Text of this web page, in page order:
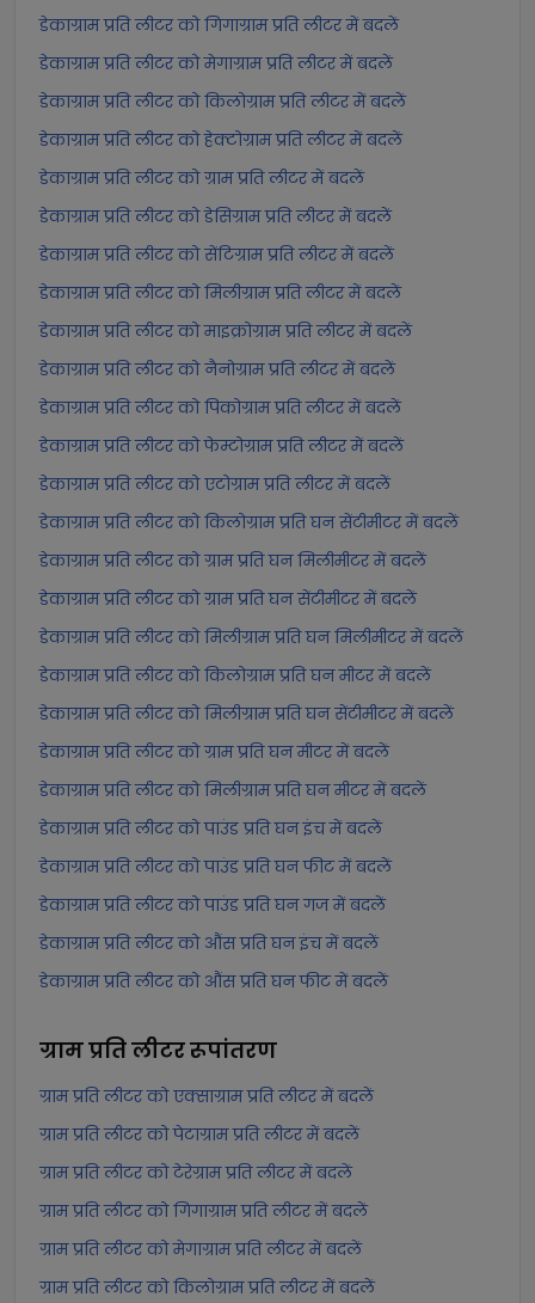
डेकाग्राम प्रति लीटर को गिगाग्राम प्रति लीटर में बदलें
डेकाग्राम प्रति लीटर को मेगाग्राम प्रति लीटर में बदलें
डेकाग्राम प्रति लीटर को किलोग्राम प्रति लीटर में बदलें
डेकाग्राम प्रति लीटर को हेक्टोग्राम प्रति लीटर में बदलें
डेकाग्राम प्रति लीटर को ग्राम प्रति लीटर में बदलें
डेकाग्राम प्रति लीटर को डेसिग्राम प्रति लीटर में बदलें
डेकाग्राम प्रति लीटर को सेंटिग्राम प्रति लीटर में बदलें
डेकाग्राम प्रति लीटर को मिलीग्राम प्रति लीटर में बदलें
डेकाग्राम प्रति लीटर को माइक्रोग्राम प्रति लीटर में बदलें
डेकाग्राम प्रति लीटर को नैनोग्राम प्रति लीटर में बदलें
डेकाग्राम प्रति लीटर को पिकोग्राम प्रति लीटर में बदलें
डेकाग्राम प्रति लीटर को फेम्टोग्राम प्रति लीटर में बदलें
डेकाग्राम प्रति लीटर को एटोग्राम प्रति लीटर में बदलें
डेकाग्राम प्रति लीटर को किलोग्राम प्रति घन सेंटीमीटर में बदलें
डेकाग्राम प्रति लीटर को ग्राम प्रति घन मिलीमीटर में बदलें
डेकाग्राम प्रति लीटर को ग्राम प्रति घन सेंटीमीटर में बदलें
डेकाग्राम प्रति लीटर को मिलीग्राम प्रति घन मिलीमीटर में बदलें
डेकाग्राम प्रति लीटर को किलोग्राम प्रति घन मीटर में बदलें
डेकाग्राम प्रति लीटर को मिलीग्राम प्रति घन सेंटीमीटर में बदलें
डेकाग्राम प्रति लीटर को ग्राम प्रति घन मीटर में बदलें
डेकाग्राम प्रति लीटर को मिलीग्राम प्रति घन मीटर में बदलें
डेकाग्राम प्रति लीटर को पाउंड प्रति घन इंच में बदलें
डेकाग्राम प्रति लीटर को पाउंड प्रति घन फीट में बदलें
डेकाग्राम प्रति लीटर को पाउंड प्रति घन गज में बदलें
डेकाग्राम प्रति लीटर को औंस प्रति घन इंच में बदलें
डेकाग्राम प्रति लीटर को औंस प्रति घन फीट में बदलें
ग्राम प्रति लीटररूपांतरण
ग्राम प्रति लीटर को एक्साग्राम प्रति लीटर में बदलें
ग्राम प्रति लीटर को पेटाग्राम प्रति लीटर में बदलें
ग्राम प्रति लीटर को टेरेग्राम प्रति लीटर में बदलें
ग्राम प्रति लीटर को गिगाग्राम प्रति लीटर में बदलें
ग्राम प्रति लीटर को मेगाग्राम प्रति लीटर में बदलें
ग्राम प्रति लीटर को किलोग्राम प्रति लीटर में बदलें